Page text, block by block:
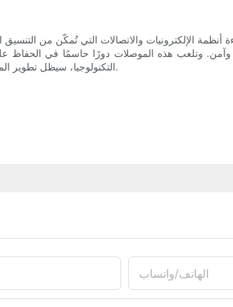
أنظمة الإلكترونيات والاتصالات التي تُمكّن من
وتلعب هذه الموصلات دورًا حاسمًا في الحفاظ
التكنولوجيا، سيظل تطوير الموصلات العسكرية المتقدمة أمرًا حيويًا لدعم البنية التحتية الإلكترونية المتنامية للجيش وتعزيز جاهزيته وقدراته الشاملة.
الهاتف/واتساب